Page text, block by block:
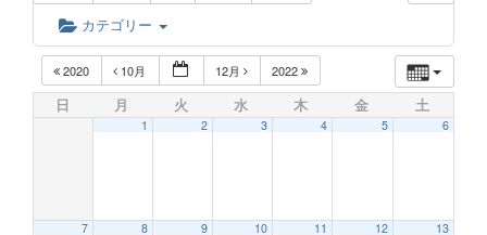
カテゴリー
2020 10月 12月 2022
日 月 火 水 木 金 土
1 2 3 4 5 6
7 8 9 10 11 12 13